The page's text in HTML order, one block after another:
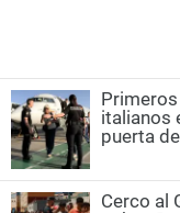
italianos
puerta
Cerco al